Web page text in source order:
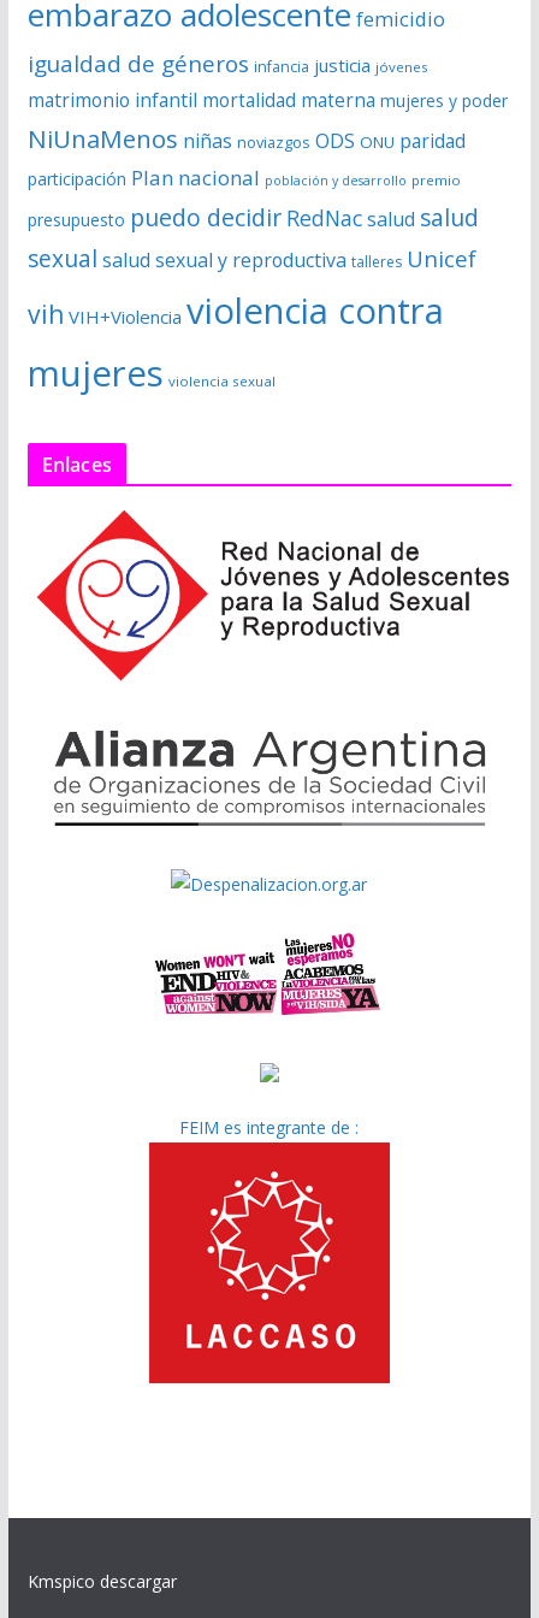
embarazo adolescente femicidio
igualdad de géneros infancia justicia jóvenes
matrimonio infantil mortalidad materna mujeres y poder
NiUnaMenos niñas noviazgos ODS ONU paridad
participación Plan nacional población y desarrollo premio
presupuesto puedo decidir RedNacsalud salud
sexual salud sexual y reproductiva talleres Unicef
vih VIH+Violencia violencia contra
mujeres violencia sexual
Enlaces
FEIM es integrante de :
Kmspico descargar